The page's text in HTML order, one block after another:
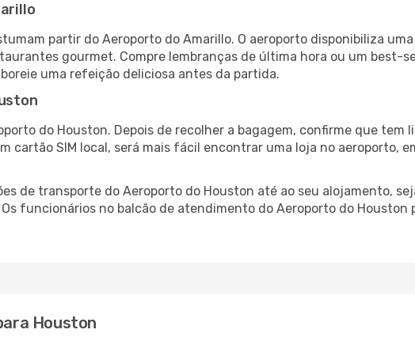
partir do Aeroporto do Amarillo. O aeroporto disponibiliza
gourmet. Compre lembranças de última hora ou um best-
uma refeição deliciosa antes da partida.
do Houston. Depois de recolher a bagagem, confirme que
cartão SIM local, será mais fácil encontrar uma loja no aeroporto,
de transporte do Aeroporto do Houston até ao seu alojamento,
funcionários no balcão de atendimento do Aeroporto do Houston
Houston